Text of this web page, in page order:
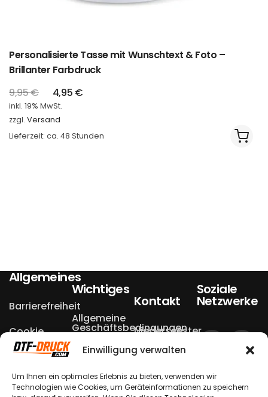
Einwilligung verwalten
Um Ihnen ein optimales Erlebnis zu bieten, verwenden wir
Technologien wie Cookies, um Geräteinformationen zu speichern
Personalisierte Tasse mit Wunschtext & Foto –
Brillanter Farbdruck
9,95€ 4,95 €
inkl. 19% MwSt.
zzgl. Versand
Lieferzeit: ca. 48 Stunden
Allgemeines
Barrierefreiheit
Cookie
Einstellungen
Bewertungen
Wichtiges
Allgemeine
Geschäftsbedingungen
Datenschutzerklärungen
Widerrufsbelehrungen
Kontakt
Niederseester
Weg 13a
– Halen
Soziale
Netzwerke